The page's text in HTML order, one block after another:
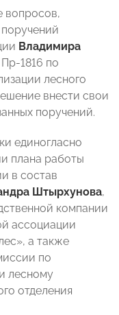
вопросов,
Владимира
1816 по
лесного
внести свои
поручений.
единогласно
плана работы
в состав
Штырхунова,
компании
ассоциации
а также
по
лесному
отделения